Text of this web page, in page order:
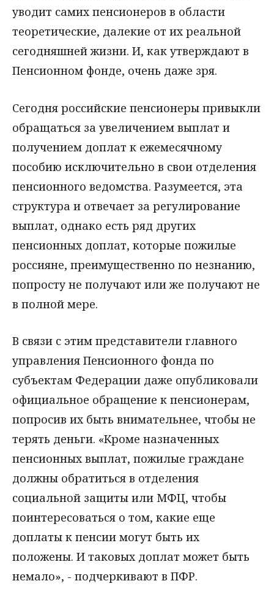
уводит самих пенсионеров в области
теоретические, далекие от их реальной
сегодняшней жизни. И, как утверждают в
Пенсионном фонде, очень даже зря.
Сегодня российские пенсионеры привыкли
обращаться за увеличением выплат и
получением доплат к ежемесячному
пособию исключительно в свои отделения
пенсионного ведомства. Разумеется, эта
структура и отвечает за регулирование
выплат, однако есть ряд других
пенсионных доплат, которые пожилые
россияне, преимущественно по незнанию,
попросту не получают или же получают не
в полной мере.
В связи с этим представители главного
управления Пенсионного фонда по
субъектам Федерации даже опубликовали
официальное обращение к пенсионерам,
попросив их быть внимательнее, чтобы не
терять деньги. «Кроме назначенных
пенсионных выплат, пожилые граждане
должны обратиться в отделения
социальной защиты или МФЦ, чтобы
поинтересоваться о том, какие еще
доплаты к пенсии могут быть их
положены. И таковых доплат может быть
немало», - подчеркивают в ПФР.